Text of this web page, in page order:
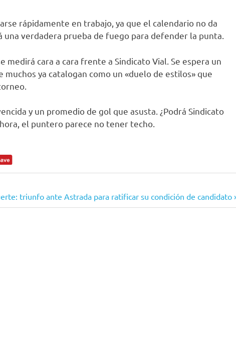
rápidamente en trabajo, ya que el calendario no da
una verdadera prueba de fuego para defender la punta.
medirá cara a cara frente a Sindicato Vial. Se espera un
ya catalogan como un «duelo de estilos» que
y un promedio de gol que asusta. ¿Podrá Sindicato
el puntero parece no tener techo.
triunfo ante Astrada para ratificar su condición de candidato